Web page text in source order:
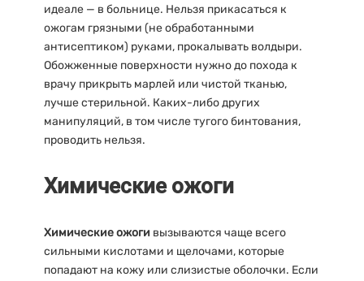
идеале — в больнице. Нельзя прикасаться к
ожогам грязными (не обработанными
антисептиком) руками, прокалывать волдыри.
Обожженные поверхности нужно до похода к
врачу прикрыть марлей или чистой тканью,
лучше стерильной. Каких-либо других
манипуляций, в том числе тугого бинтования,
проводить нельзя.
Химические ожоги
Химические ожоги вызываются чаще всего
сильными кислотами и щелочами, которые
попадают на кожу или слизистые оболочки. Если